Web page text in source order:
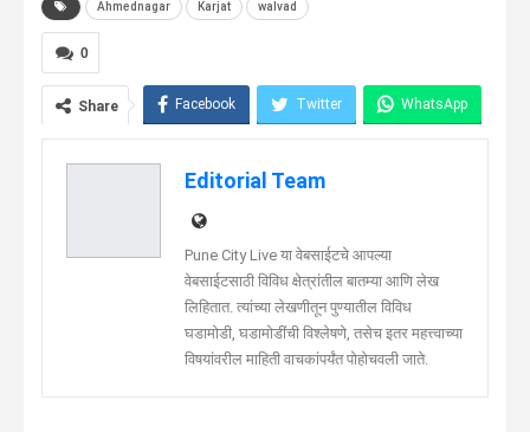
Ahmednagar Karjat walvad
0
Share Facebook Twitter WhatsApp
Editorial Team
Pune City Live या वेबसाईटचे आपल्या
वेबसाईटसाठी विविध क्षेत्रांतील बातम्या आणि लेख
लिहितात. त्यांच्या लेखणीतून पुण्यातील विविध
घडामोडी, घडामोडींची विश्लेषणे, तसेच इतर महत्त्वाच्या
विषयांवरील माहिती वाचकांपर्यंत पोहोचवली जाते.